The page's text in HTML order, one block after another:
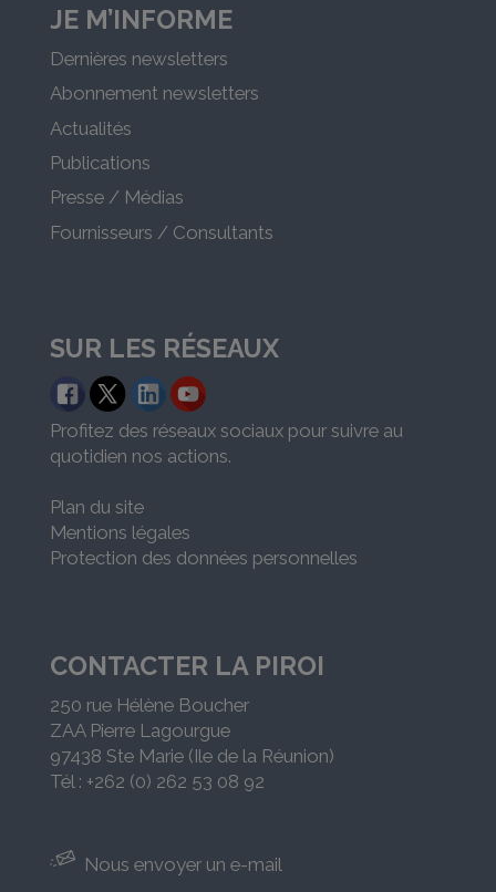
JE M’INFORME
Dernières newsletters
Abonnement newsletters
Actualités
Publications
Presse / Médias
Fournisseurs / Consultants
SUR LES RÉSEAUX
Profitez des réseaux sociaux pour suivre au
quotidien nos actions.
Plan du site
Mentions légales
Protection des données personnelles
CONTACTER LA PIROI
250 rue Hélène Boucher
ZAA Pierre Lagourgue
97438 Ste Marie (Ile de la Réunion)
Tél : +262 (0) 262 53 08 92
Nous envoyer un e-mail